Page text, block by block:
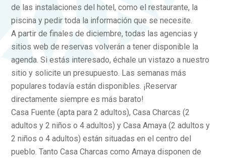
de las instalaciones del hotel, como el restaurante, la
piscina y pedir toda la información que se necesite.
A partir de finales de diciembre, todas las agencias y
sitios web de reservas volverán a tener disponible la
agenda. Si estás interesado, échale un vistazo a nuestro
sitio y solicite un presupuesto. Las semanas más
populares todavía están disponibles. ¡Reservar
directamente siempre es más barato!
Casa Fuente (apta para 2 adultos), Casa Charcas (2
adultos y 2 niños o 4 adultos) y Casa Amaya (2 adultos y
2 niños o 4 adultos) están situadas en el centro del
pueblo. Tanto Casa Charcas como Amaya disponen de